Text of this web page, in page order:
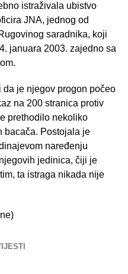
istraživala ubistvo
JNA, jednog od
saradnika, koji
januara 2003. zajedno sa
je njegov progon počeo
na 200 stranica protiv
prethodilo nekoliko
bacača. Postojala je
naređenju
jedinica, čiji je
ta istraga nikada nije